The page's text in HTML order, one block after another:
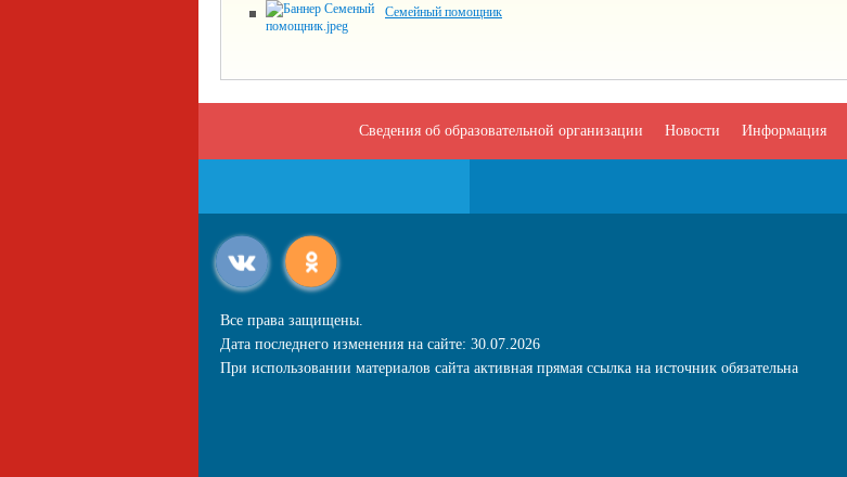
Семейный помощник
Сведения об образовательной организации Новости Информация
Все права защищены.
Дата последнего изменения на сайте: 30.07.2026
При использовании материалов сайта активная прямая ссылка на источник обязательна